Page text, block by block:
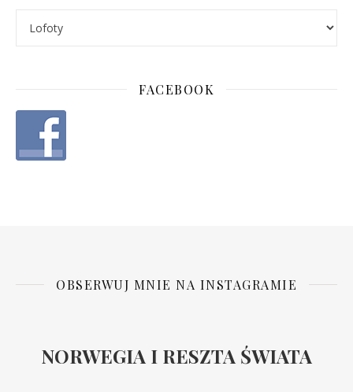
FACEBOOK
OBSERWUJ MNIE NA INSTAGRAMIE
NORWEGIA I RESZTA ŚWIATA